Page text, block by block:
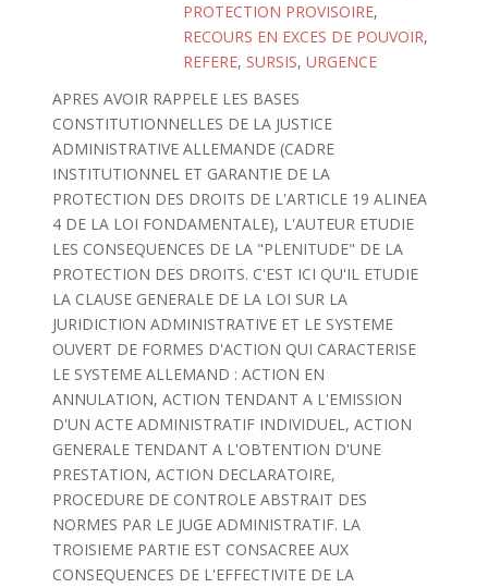
PROTECTION PROVISOIRE,
RECOURS EN EXCES DE POUVOIR,
REFERE, SURSIS, URGENCE
APRES AVOIR RAPPELE LES BASES
CONSTITUTIONNELLES DE LA JUSTICE
ADMINISTRATIVE ALLEMANDE (CADRE
INSTITUTIONNEL ET GARANTIE DE LA
PROTECTION DES DROITS DE L'ARTICLE 19 ALINEA
4 DE LA LOI FONDAMENTALE), L'AUTEUR ETUDIE
LES CONSEQUENCES DE LA "PLENITUDE" DE LA
PROTECTION DES DROITS. C'EST ICI QU'IL ETUDIE
LA CLAUSE GENERALE DE LA LOI SUR LA
JURIDICTION ADMINISTRATIVE ET LE SYSTEME
OUVERT DE FORMES D'ACTION QUI CARACTERISE
LE SYSTEME ALLEMAND : ACTION EN
ANNULATION, ACTION TENDANT A L'EMISSION
D'UN ACTE ADMINISTRATIF INDIVIDUEL, ACTION
GENERALE TENDANT A L'OBTENTION D'UNE
PRESTATION, ACTION DECLARATOIRE,
PROCEDURE DE CONTROLE ABSTRAIT DES
NORMES PAR LE JUGE ADMINISTRATIF. LA
TROISIEME PARTIE EST CONSACREE AUX
CONSEQUENCES DE L'EFFECTIVITE DE LA